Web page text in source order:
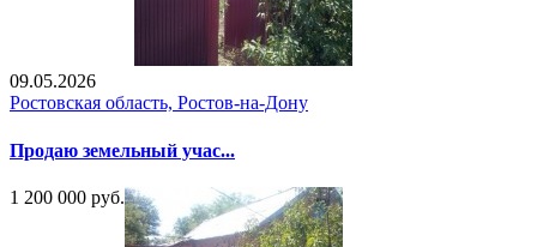
09.05.2026
Ростовская область, Ростов-на-Дону
Продаю земельный учас...
1 200 000 руб.